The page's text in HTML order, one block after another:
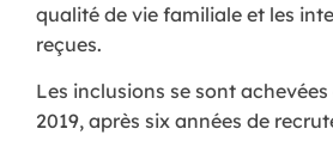
qualité de vie familiale et les
reçues.
Les inclusions se sont
2019, après six années de